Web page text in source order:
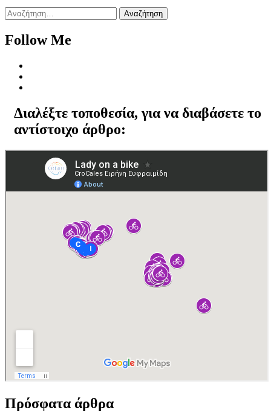
Αναζήτηση
για:
Follow Me
Διαλέξτε τοποθεσία, για να διαβάσετε το
αντίστοιχο άρθρο:
Πρόσφατα άρθρα